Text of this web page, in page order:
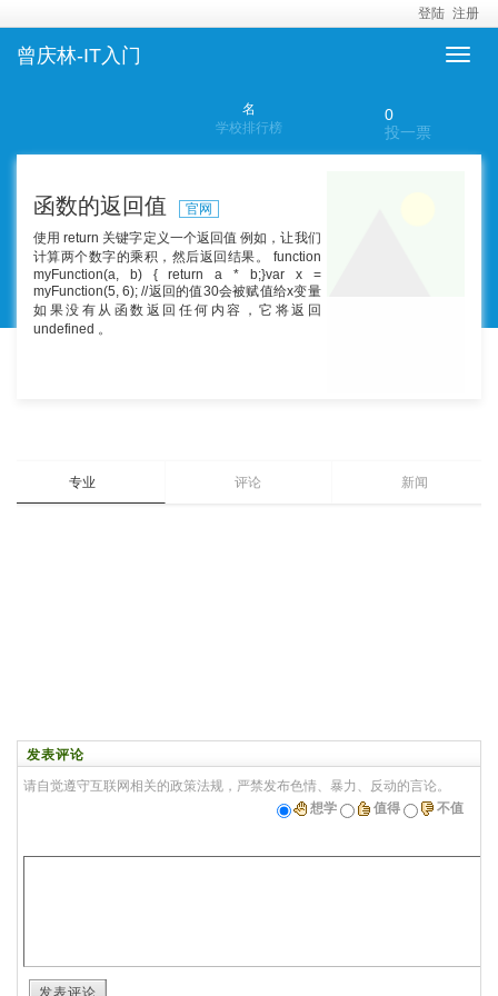
登陆 注册
曾庆林-IT入门
名
学校排行榜
0
投一票
函数的返回值
官网
使用 return 关键字定义一个返回值 例如，让我们
计算两个数字的乘积，然后返回结果。 function
myFunction(a, b) { return a * b;}var x =
myFunction(5, 6); //返回的值30会被赋值给x变量
如果没有从函数返回任何内容，它将返回
undefined 。
专业 评论 新闻
发表评论
请自觉遵守互联网相关的政策法规，严禁发布色情、暴力、反动的言论。
想学
值得 不值
发表评论